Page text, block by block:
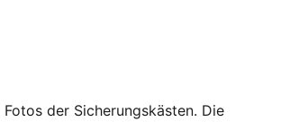
der Sicherungskästen. Die